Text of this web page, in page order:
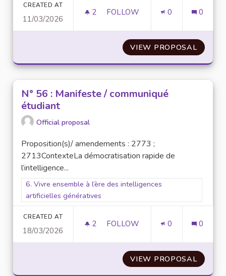
CREATED AT
11/03/2026
2 2 FOLLOWERS
FOLLOW 0 0
VIEW PROPOSALN°17 :
N° 56 : Manifeste / communiqué
étudiant
Official proposal
Proposition(s)/ amendements : 2773 ;
2713ContexteLa démocratisation rapide de
l’intelligence...
Filter results for scope: 6. Vivre ensemble à l’ère des
6. Vivre ensemble à l’ère des intelligences
artificielles génératives
CREATED AT
18/03/2026
2 2 FOLLOWERS
FOLLOW 0 0
VIEW PROPOSALN° 56 :